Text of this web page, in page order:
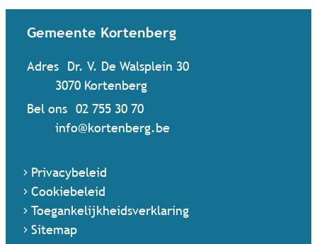
Gemeente Kortenberg
Adres Dr. V. De Walsplein 30
,
3070 Kortenberg
Bel ons 02 755 30 70
Mail ons
info@kortenberg.be
Privacybeleid
Cookiebeleid
Toegankelijkheidsverklaring
Sitemap